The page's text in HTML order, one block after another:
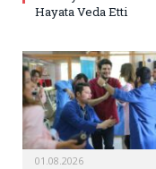
Hayata Veda Etti
01.08.2026